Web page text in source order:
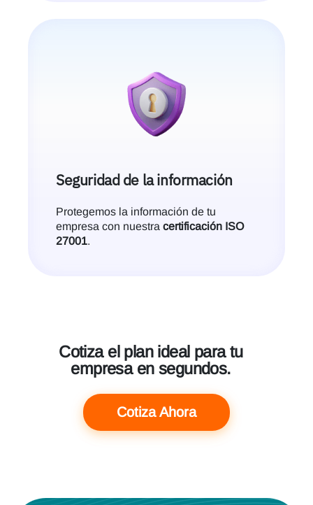
Seguridad de la información
Protegemos la información de tu
empresa con nuestra certificación ISO
27001.
Cotiza el plan ideal para tu
empresa en segundos.
Cotiza Ahora